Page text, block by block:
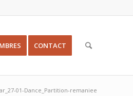
CONTACT
01-Dance_Partition-remaniee